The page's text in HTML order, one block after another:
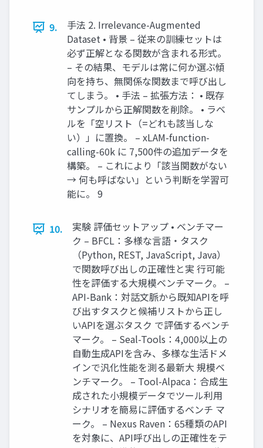
9.
手法 2. Irrelevance-Augmented
Dataset • 背景 – 従来の訓練セットは
必ず正解となる関数が含まれる形式。
– その結果、モデルは常に何か選ぶ傾
向を持ち、無関係な関数まで呼び出し
てしまう。 • 手法 – 拡張方法： • 既存
サンプルから正解関数を削除。 • ラベ
ルを「空リスト（=どれも該当しな
い）」に置換。 – xLAM-function-
calling-60k に 7,500件の追加データを
構築。 – これにより「該当関数がない
→ 何も呼ばない」という判断を学習可
能に。 9
10.
実験 評価セットアップ • ベンチマー
ク – BFCL：多様な言語・タスク
（Python, REST, JavaScript, Java）
で関数呼び出しの正確性と実 行可能
性を評価する大規模ベンチマーク。 –
API-Bank：対話文脈から既知APIを呼
び出すタスクと候補リストから正し
いAPIを選ぶタスク で評価するベンチ
マーク。 – Seal-Tools：4,000以上の
自動生成APIを含み、多様な生活ドメ
インで汎化性能を測る最新大 規模ベ
ンチマーク。 – Tool-Alpaca：合成生
成された小規模データでツール利用
シナリオを簡易に評価するベンチ マ
ーク。 – Nexus Raven：65種類のAPI
を対象に、API呼び出しの正確性をテ